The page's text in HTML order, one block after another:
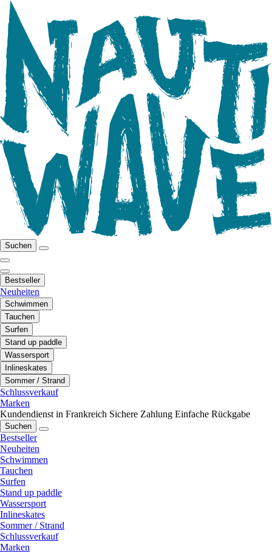
Suchen
Bestseller
Neuheiten
Schwimmen
Tauchen
Surfen
Stand up paddle
Wassersport
Inlineskates
Sommer / Strand
Schlussverkauf
Marken
Kundendienst in Frankreich Sichere Zahlung Einfache Rückgabe
Suchen
Bestseller
Neuheiten
Schwimmen
Tauchen
Surfen
Stand up paddle
Wassersport
Inlineskates
Sommer / Strand
Schlussverkauf
Marken